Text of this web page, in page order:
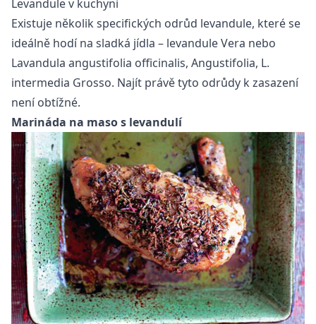
Levandule v kuchyni
Existuje několik specifických odrůd levandule, které se
ideálně hodí na sladká jídla – levandule Vera nebo
Lavandula angustifolia officinalis, Angustifolia, L.
intermedia Grosso. Najít právě tyto odrůdy k zasazení
není obtížné.
Marináda na maso s levandulí